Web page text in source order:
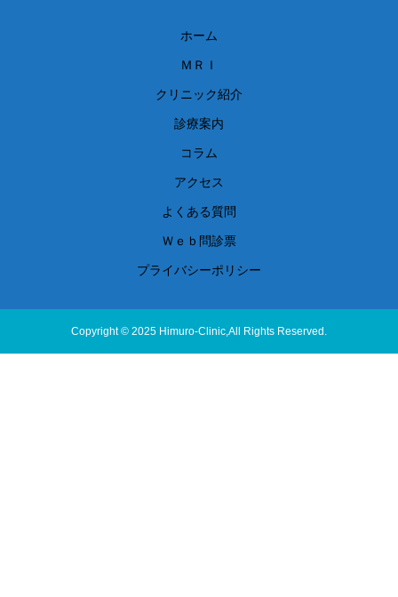
ホーム
ＭＲＩ
クリニック紹介
診療案内
コラム
アクセス
よくある質問
Ｗｅｂ問診票
プライバシーポリシー
Copyright © 2025 Himuro-Clinic,All Rights Reserved.